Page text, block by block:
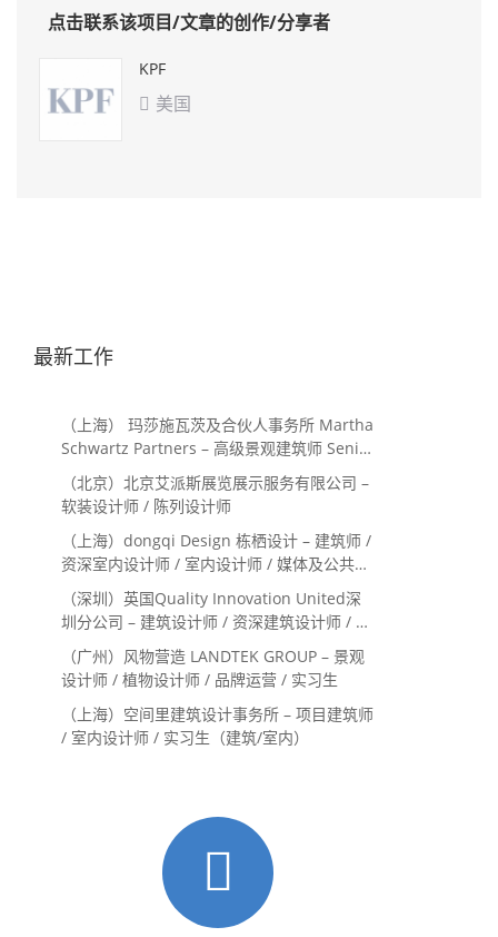
点击联系该项目/文章的创作/分享者
KPF
 美国
最新工作
（上海） 玛莎施瓦茨及合伙人事务所 Martha
Schwartz Partners – 高级景观建筑师 Senior
Landscape Designer / 景观建筑师
Landscape Designer
（北京）北京艾派斯展览展示服务有限公司 –
软装设计师 / 陈列设计师
（上海）dongqi Design 栋栖设计 – 建筑师 /
资深室内设计师 / 室内设计师 / 媒体及公共关
系主管 / 设计实习生（常年招聘）
（深圳）英国Quality Innovation United深
圳分公司 – 建筑设计师 / 资深建筑设计师 / 室
内设计师 / 设计实习生
（广州）风物营造 LANDTEK GROUP – 景观
设计师 / 植物设计师 / 品牌运营 / 实习生
（上海）空间里建筑设计事务所 – 项目建筑师
/ 室内设计师 / 实习生（建筑/室内）